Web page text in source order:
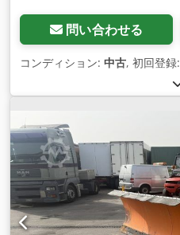
問い合わせる
コンディション: 中古, 初回登録: